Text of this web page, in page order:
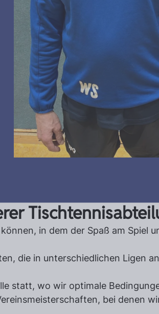
in dem der Spaß am
die in unterschiedlichen Ligen
statt, wo wir optimale
bei denen